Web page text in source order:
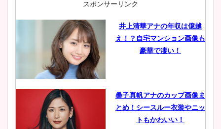
鈴木唯の太ってた時の体重が
ヤバすぎww原因や痩せたダ
豊島実季アナのカップ画像ま
とめ！美脚や水着姿に年齢も
スポンサーリンク
井上清華アナの年収は億越
え！？自宅マンション画像も
豪華で凄い！
桑子真帆アナのカップ画像ま
とめ！シースルー衣装やニッ
トもかわいい！